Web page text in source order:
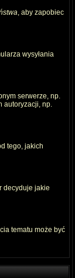
, aby zapobiec
wysyłania
serwerze, np.
autoryzacji, np.
tego, jakich
decyduje jakie
tematu może być